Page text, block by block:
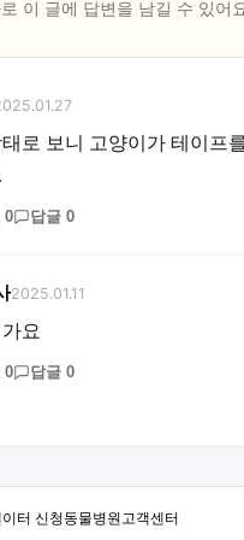
이 글에 답변을 남길 수 있어
로 보니 고양이가 테이프
0 답글 0
2025.01.11
요
0 답글 0
터 신청동물병원고객센터